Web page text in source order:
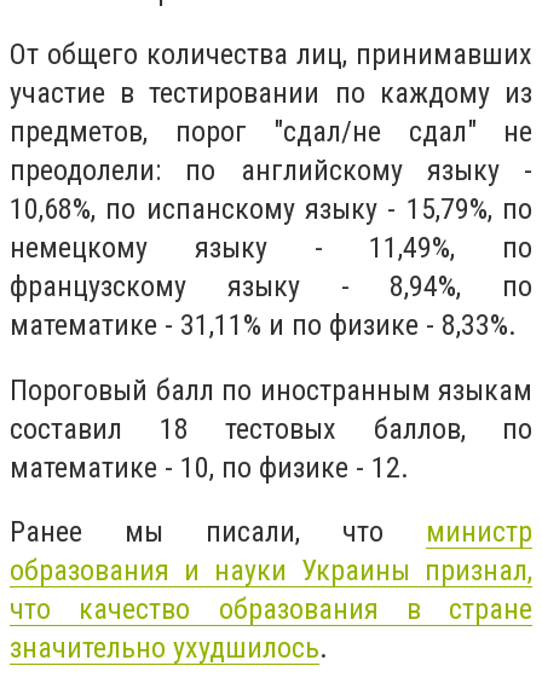
От общего количества лиц, принимавших
участие в тестировании по каждому из
предметов, порог "сдал/не сдал" не
преодолели: по английскому языку -
10,68%, по испанскому языку - 15,79%, по
немецкому языку - 11,49%, по
французскому языку - 8,94%, по
математике - 31,11% и по физике - 8,33%.
Пороговый балл по иностранным языкам
составил 18 тестовых баллов, по
математике - 10, по физике - 12.
Ранее мы писали, что министр
образования и науки Украины признал,
что качество образования в стране
значительно ухудшилось.